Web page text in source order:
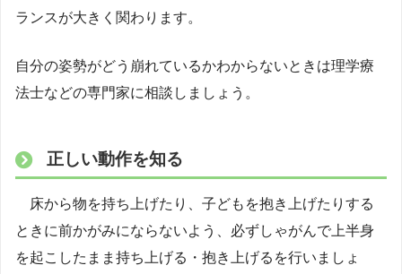
ランスが大きく関わります。
自分の姿勢がどう崩れているかわからないときは理学療
法士などの専門家に相談しましょう。
正しい動作を知る
床から物を持ち上げたり、子どもを抱き上げたりする
ときに前かがみにならないよう、必ずしゃがんで上半身
を起こしたまま持ち上げる・抱き上げるを行いましょ